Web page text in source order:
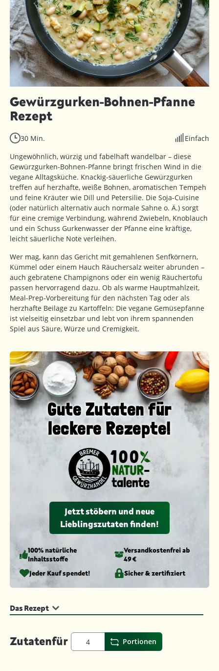
Gewürzgurken-Bohnen-Pfanne
Rezept
30 Min.
Einfach
Ungewöhnlich, würzig und fabelhaft wandelbar – diese
Gewürzgurken-Bohnen-Pfanne bringt frischen Wind in die
vegane Alltagsküche. Knackig-säuerliche Gewürzgurken
treffen auf herzhafte, weiße Bohnen, aromatischen Tempeh
und feine Kräuter wie Dill und Petersilie. Die Soja-Cuisine
(oder natürlich alternativ auch normale Sahne o. Ä.) sorgt
für eine cremige Verbindung, während Zwiebeln, Knoblauch
und ein Schuss Gurkenwasser der Pfanne eine kräftige,
leicht säuerliche Note verleihen.
Wer mag, kann das Gericht mit gemahlenen Senfkörnern,
Kümmel oder einem Hauch Räuchersalz weiter abrunden –
auch gebratene Champignons oder ein wenig Räuchertofu
passen hervorragend dazu. Ob als warme Hauptmahlzeit,
Meal-Prep-Vorbereitung für den nächsten Tag oder als
herzhafte Beilage zu Kartoffeln: Die vegane Gemüsepfanne
ist vielseitig einsetzbar und lebt von ihrem spannenden
Spiel aus Säure, Würze und Cremigkeit.
Gute Zutaten für
leckere Rezepte!
Jetzt stöbern und neue
Lieblingszutaten finden!
100% natürliche
Inhaltsstoffe
Versandkosten­frei ab
49 €
Jeder Kauf spendet!
Sicher & zertifiziert
Das Rezept
Zutatenfür Portionen